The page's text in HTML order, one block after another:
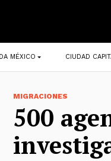
MÉXICO CIUDAD
MIGRACIONES
500